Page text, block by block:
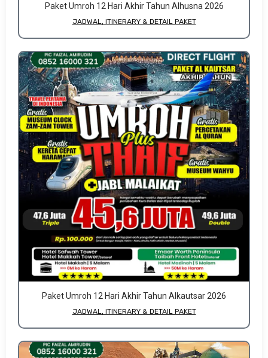
Paket Umroh 12 Hari Akhir Tahun Alhusna 2026
JADWAL, ITINERARY & DETAIL PAKET
Paket Umroh 12 Hari Akhir Tahun Alkautsar 2026
JADWAL, ITINERARY & DETAIL PAKET